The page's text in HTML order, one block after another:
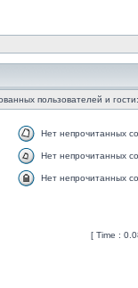
пользователей и
Нет непрочитанных
Нет непрочитанных
Нет непрочитанных
[ Time :